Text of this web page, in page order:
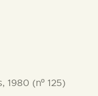
1980 (nº 125)